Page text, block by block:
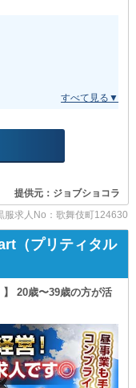
提供元：ジョブショコラ
服求人No：歌舞伎町124630
（プリティタル
】 20歳〜39歳の方が活